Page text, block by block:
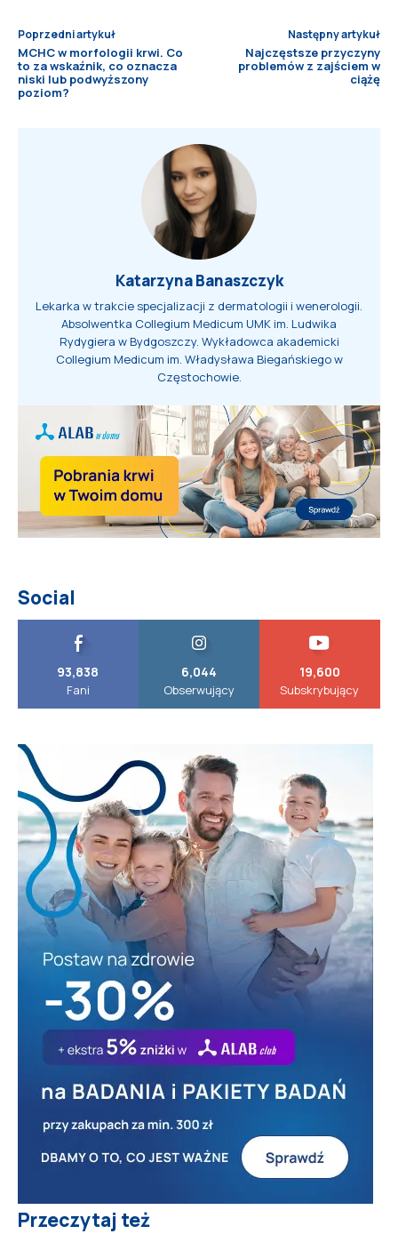
Poprzedni artykuł
MCHC w morfologii krwi. Co
to za wskaźnik, co oznacza
niski lub podwyższony
poziom?
Następny artykuł
Najczęstsze przyczyny
problemów z zajściem w
ciążę
Katarzyna Banaszczyk
Lekarka w trakcie specjalizacji z dermatologii i wenerologii.
Absolwentka Collegium Medicum UMK im. Ludwika
Rydygiera w Bydgoszczy. Wykładowca akademicki
Collegium Medicum im. Władysława Biegańskiego w
Częstochowie.
Social
93,838
Fani
6,044
Obserwujący
19,600
Subskrybujący
Przeczytaj też